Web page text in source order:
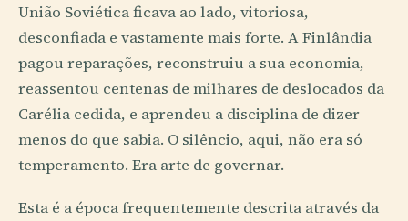
União Soviética ficava ao lado, vitoriosa,
desconfiada e vastamente mais forte. A Finlândia
pagou reparações, reconstruiu a sua economia,
reassentou centenas de milhares de deslocados da
Carélia cedida, e aprendeu a disciplina de dizer
menos do que sabia. O silêncio, aqui, não era só
temperamento. Era arte de governar.
Esta é a época frequentemente descrita através da